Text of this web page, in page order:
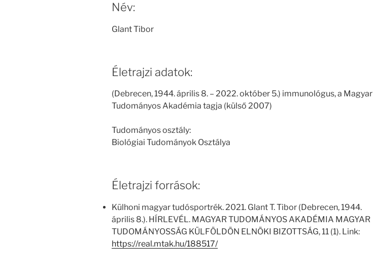
Név:
Glant Tibor
Életrajzi adatok:
(Debrecen, 1944. április 8. – 2022. október 5.) immunológus, a Magyar
Tudományos Akadémia tagja (külső 2007)
Tudományos osztály:
Biológiai Tudományok Osztálya
Életrajzi források:
Külhoni magyar tudósportrék. 2021. Glant T. Tibor (Debrecen, 1944.
április 8.). HÍRLEVÉL. MAGYAR TUDOMÁNYOS AKADÉMIA MAGYAR
TUDOMÁNYOSSÁG KÜLFÖLDÖN ELNÖKI BIZOTTSÁG, 11 (1). Link:
https://real.mtak.hu/188517/